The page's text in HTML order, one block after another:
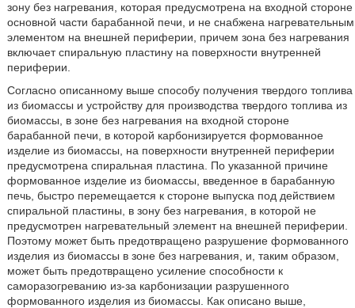
зону без нагревания, которая предусмотрена на входной стороне
основной части барабанной печи, и не снабжена нагревательным
элементом на внешней периферии, причем зона без нагревания
включает спиральную пластину на поверхности внутренней
периферии.
Согласно описанному выше способу получения твердого топлива
из биомассы и устройству для производства твердого топлива из
биомассы, в зоне без нагревания на входной стороне
барабанной печи, в которой карбонизируется формованное
изделие из биомассы, на поверхности внутренней периферии
предусмотрена спиральная пластина. По указанной причине
формованное изделие из биомассы, введенное в барабанную
печь, быстро перемещается к стороне выпуска под действием
спиральной пластины, в зону без нагревания, в которой не
предусмотрен нагревательный элемент на внешней периферии.
Поэтому может быть предотвращено разрушение формованного
изделия из биомассы в зоне без нагревания, и, таким образом,
может быть предотвращено усиление способности к
саморазогреванию из-за карбонизации разрушенного
формованного изделия из биомассы. Как описано выше,